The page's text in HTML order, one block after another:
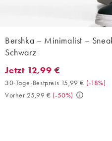
Bershka – Minimalist –
Schwarz
Jetzt 12,99 €. 30-Tage-
Jetzt 12,99 €
30-Tage-Bestpreis 15,99 € (-18%)
Vorher 25,99 € (-50%)